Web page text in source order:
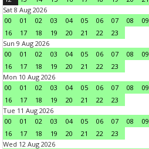
Sat 8 Aug 2026
00
01 02 03 04 05 06 07 08 09
16
17 18 19 20 21 22
23
Sun 9 Aug 2026
00
01 02 03 04 05 06 07 08 09
16
17 18 19 20 21 22
23
Mon 10 Aug 2026
00
01 02 03 04 05 06 07 08 09
16
17 18 19 20 21 22
23
Tue 11 Aug 2026
00
01 02 03 04 05 06 07 08 09
16
17 18 19 20 21 22
23
Wed 12 Aug 2026